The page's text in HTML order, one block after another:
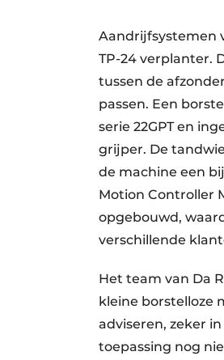
Aandrijfsystemen
TP-24 verplanter.
tussen de
passen. Een
serie 22GPT en
grijper. De
de machine een
Motion Controller
opgebouwd,
verschillende
Het team van Da
kleine borstelloze
adviseren, zeker
toepassing nog